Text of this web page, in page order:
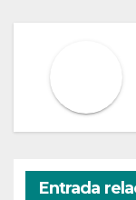
Entrada